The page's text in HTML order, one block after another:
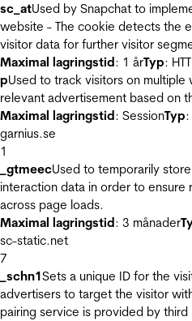
sc_atUsed by Snapchat to
website - The cookie detects the
visitor data for further visitor
Maximal lagringstid: 1 årTyp:
pUsed to track visitors on
relevant advertisement based on
Maximal lagringstid: SessionTyp:
garnius.se
1
_gtmeecUsed to temporarily
interaction data in order to ensure
across page loads.
Maximal lagringstid: 3 månader
sc-static.net
7
_schn1Sets a unique ID for the
advertisers to target the visitor
pairing service is provided by